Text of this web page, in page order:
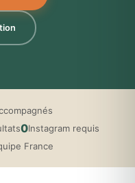
0Instagram requis
France